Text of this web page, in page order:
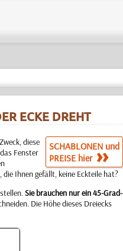
ECKE DREHT
SCHABLONEN und
PREISE hier
diese
Fenster
Ihnen gefällt, keine Eckteile hat?
Sie brauchen nur ein 45-Grad-
Die Höhe dieses Dreiecks